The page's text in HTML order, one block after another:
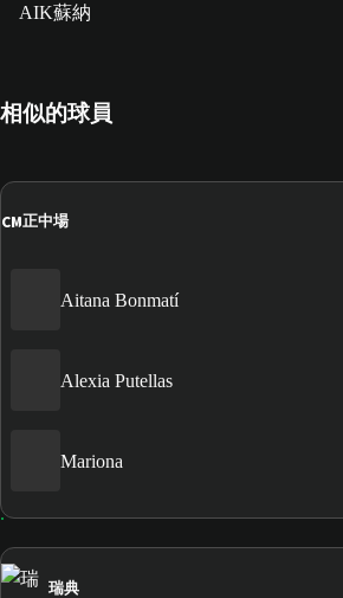
AIK蘇納
相似的球員
CM正中場
Aitana Bonmatí
Alexia Putellas
Mariona
瑞典